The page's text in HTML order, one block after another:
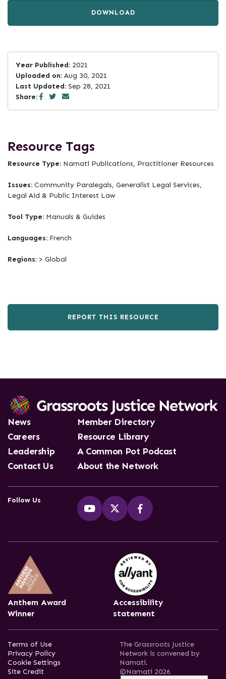
DOWNLOAD
Year Published: 2021
Uploaded on: Aug 30, 2021
Last Updated: Sep 28, 2021
Share:
Resource Tags
Resource Type: Namati Publications, Practitioner Resources
Issues: Community Paralegals, Generalist Legal Services,
Legal Aid & Public Interest Law
Tool Type: Manuals & Guides
Languages: French
Regions: > Global
REPORT THIS RESOURCE
News
Careers
Leadership
Contact Us
Member Directory
Resource Library
A Common Pot Podcast
About the Network
Follow Us
Anthem Award
Winner
Accessibility
statement
Terms of Use
Privacy Policy
Cookie Settings
Site Credit
The Grassroots Justice
Network is convened by
Namati.
©Namati 2026